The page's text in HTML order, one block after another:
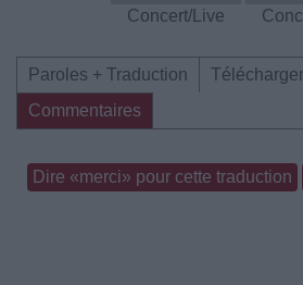
Concert/Live
Paroles + Traduction
Commentaires
Dire «merci» pour cette traduction